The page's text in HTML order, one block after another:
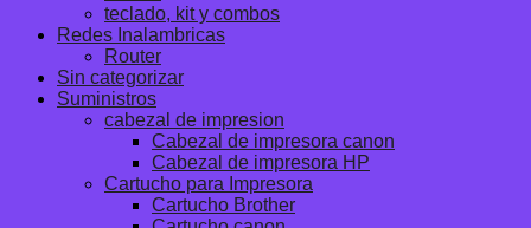
teclado, kit y combos
Redes Inalambricas
Router
Sin categorizar
Suministros
cabezal de impresion
Cabezal de impresora canon
Cabezal de impresora HP
Cartucho para Impresora
Cartucho Brother